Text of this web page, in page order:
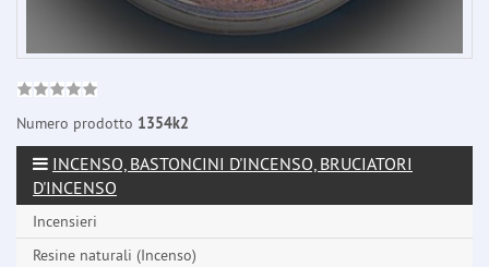
Numero prodotto 1354k2
INCENSO, BASTONCINI D'INCENSO, BRUCIATORI
D'INCENSO
Incensieri
Resine naturali (Incenso)